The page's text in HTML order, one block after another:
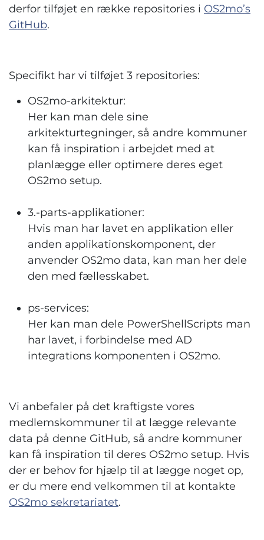
derfor tilføjet en række repositories i OS2mo’s
GitHub.
Specifikt har vi tilføjet 3 repositories:
OS2mo-arkitektur:
Her kan man dele sine
arkitekturtegninger, så andre kommuner
kan få inspiration i arbejdet med at
planlægge eller optimere deres eget
OS2mo setup.
3.-parts-applikationer:
Hvis man har lavet en applikation eller
anden applikationskomponent, der
anvender OS2mo data, kan man her dele
den med fællesskabet.
ps-services:
Her kan man dele PowerShellScripts man
har lavet, i forbindelse med AD
integrations komponenten i OS2mo.
Vi anbefaler på det kraftigste vores
medlemskommuner til at lægge relevante
data på denne GitHub, så andre kommuner
kan få inspiration til deres OS2mo setup. Hvis
der er behov for hjælp til at lægge noget op,
er du mere end velkommen til at kontakte
OS2mo sekretariatet.